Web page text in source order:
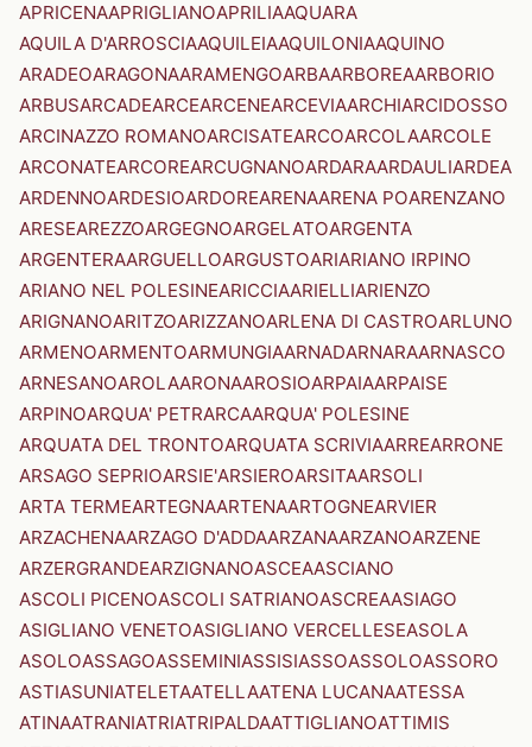
APRICENAAPRIGLIANOAPRILIAAQUARA
AQUILA D'ARROSCIAAQUILEIAAQUILONIAAQUINO
ARADEOARAGONAARAMENGOARBAARBOREAARBORIO
ARBUSARCADEARCEARCENEARCEVIAARCHIARCIDOSSO
ARCINAZZO ROMANOARCISATEARCOARCOLAARCOLE
ARCONATEARCOREARCUGNANOARDARAARDAULIARDEA
ARDENNOARDESIOARDOREARENAARENA POARENZANO
ARESEAREZZOARGEGNOARGELATOARGENTA
ARGENTERAARGUELLOARGUSTOARIARIANO IRPINO
ARIANO NEL POLESINEARICCIAARIELLIARIENZO
ARIGNANOARITZOARIZZANOARLENA DI CASTROARLUNO
ARMENOARMENTOARMUNGIAARNADARNARAARNASCO
ARNESANOAROLAARONAAROSIOARPAIAARPAISE
ARPINOARQUA' PETRARCAARQUA' POLESINE
ARQUATA DEL TRONTOARQUATA SCRIVIAARREARRONE
ARSAGO SEPRIOARSIE'ARSIEROARSITAARSOLI
ARTA TERMEARTEGNAARTENAARTOGNEARVIER
ARZACHENAARZAGO D'ADDAARZANAARZANOARZENE
ARZERGRANDEARZIGNANOASCEAASCIANO
ASCOLI PICENOASCOLI SATRIANOASCREAASIAGO
ASIGLIANO VENETOASIGLIANO VERCELLESEASOLA
ASOLOASSAGOASSEMINIASSISIASSOASSOLOASSORO
ASTIASUNIATELETAATELLAATENA LUCANAATESSA
ATINAATRANIATRIATRIPALDAATTIGLIANOATTIMIS